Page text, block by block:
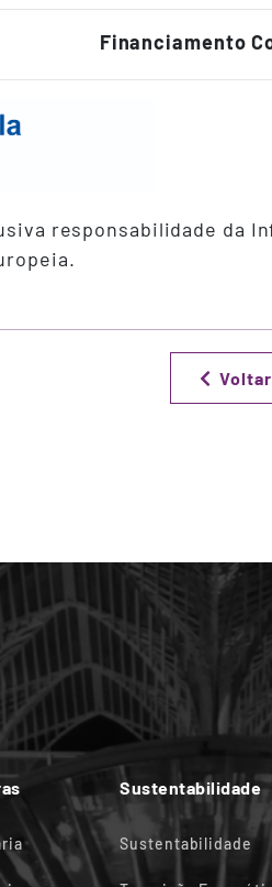
Financiamento
responsabilidade da
Voltar
Sustentabilidade
Sustentabilidade